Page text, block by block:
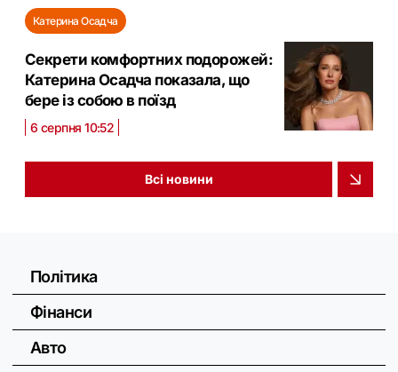
Катерина Осадча
Секрети комфортних подорожей:
Катерина Осадча показала, що
бере із собою в поїзд
6 серпня 10:52
Всі новини
Політика
Фінанси
Авто